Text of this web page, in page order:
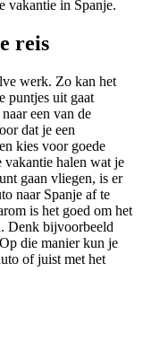
vakantie in Spanje.
reis
werk. Zo kan het
puntjes uit gaat
een van de
dat je een
kies voor goede
halen wat je
gaan vliegen, is er
naar Spanje af te
is het goed om het
Denk bijvoorbeeld
die manier kun je
of juist met het